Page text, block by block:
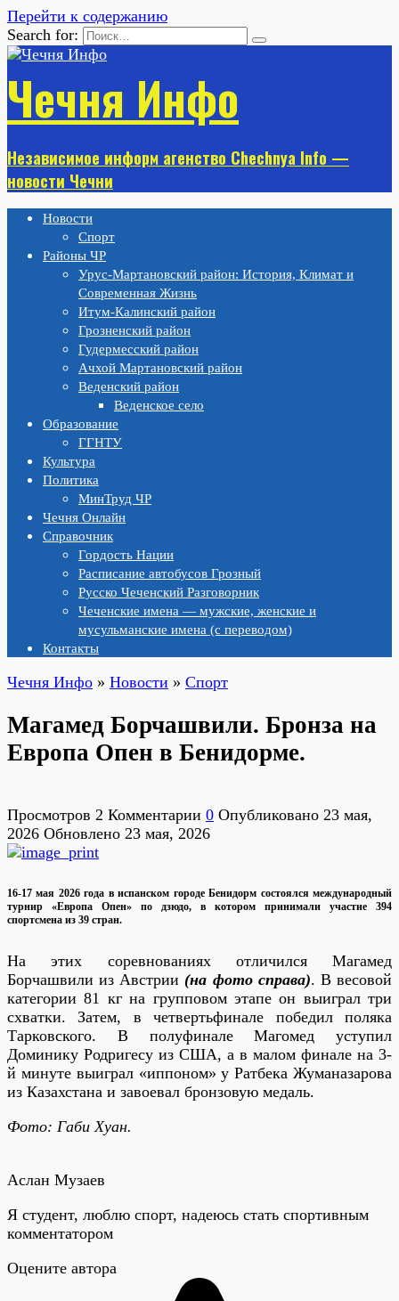
Перейти к содержанию
Search for:
Чечня Инфо
Независимое информ агенство Chechnya Info —
новости Чечни
Новости
Спорт
Районы ЧР
Урус-Мартановский район: История, Климат и
Современная Жизнь
Итум-Калинский район
Грозненский район
Гудермесский район
Ачхой Мартановский район
Веденский район
Веденское село
Образование
ГГНТУ
Культура
Политика
МинТруд ЧР
Чечня Онлайн
Справочник
Гордость Нации
Расписание автобусов Грозный
Русско Чеченский Разговорник
Чеченские имена — мужские, женские и
мусульманские имена (с переводом)
Контакты
Чечня Инфо » Новости » Спорт
Магамед Борчашвили. Бронза на
Европа Опен в Бенидорме.
Просмотров 2 Комментарии 0 Опубликовано 23 мая,
2026 Обновлено 23 мая, 2026
16-17 мая 2026 года в испанском городе Бенидорм состоялся международный
турнир «Европа Опен» по дзюдо, в котором принимали участие 394
спортсмена из 39 стран.
На этих соревнованиях отличился Магамед
Борчашвили из Австрии (на фото справа). В весовой
категории 81 кг на групповом этапе он выиграл три
схватки. Затем, в четвертьфинале победил поляка
Тарковского. В полуфинале Магомед уступил
Доминику Родригесу из США, а в малом финале на 3-
й минуте выиграл «иппоном» у Ратбека Жуманазарова
из Казахстана и завоевал бронзовую медаль.
Фото: Габи Хуан.
Аслан Музаев
Я студент, люблю спорт, надеюсь стать спортивным
комментатором
Оцените автора